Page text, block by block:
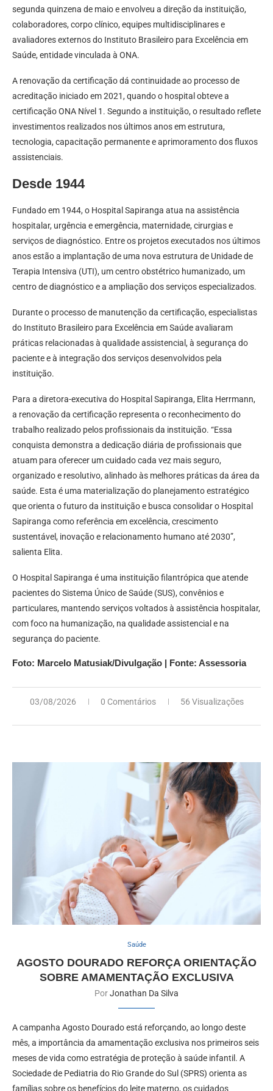
segunda quinzena de maio e envolveu a direção da instituição,
colaboradores, corpo clínico, equipes multidisciplinares e
avaliadores externos do Instituto Brasileiro para Excelência em
Saúde, entidade vinculada à ONA.
A renovação da certificação dá continuidade ao processo de
acreditação iniciado em 2021, quando o hospital obteve a
certificação ONA Nível 1. Segundo a instituição, o resultado reflete
investimentos realizados nos últimos anos em estrutura,
tecnologia, capacitação permanente e aprimoramento dos fluxos
assistenciais.
Desde 1944
Fundado em 1944, o Hospital Sapiranga atua na assistência
hospitalar, urgência e emergência, maternidade, cirurgias e
serviços de diagnóstico. Entre os projetos executados nos últimos
anos estão a implantação de uma nova estrutura de Unidade de
Terapia Intensiva (UTI), um centro obstétrico humanizado, um
centro de diagnóstico e a ampliação dos serviços especializados.
Durante o processo de manutenção da certificação, especialistas
do Instituto Brasileiro para Excelência em Saúde avaliaram
práticas relacionadas à qualidade assistencial, à segurança do
paciente e à integração dos serviços desenvolvidos pela
instituição.
Para a diretora-executiva do Hospital Sapiranga, Elita Herrmann,
a renovação da certificação representa o reconhecimento do
trabalho realizado pelos profissionais da instituição. “Essa
conquista demonstra a dedicação diária de profissionais que
atuam para oferecer um cuidado cada vez mais seguro,
organizado e resolutivo, alinhado às melhores práticas da área da
saúde. Esta é uma materialização do planejamento estratégico
que orienta o futuro da instituição e busca consolidar o Hospital
Sapiranga como referência em excelência, crescimento
sustentável, inovação e relacionamento humano até 2030”,
salienta Elita.
O Hospital Sapiranga é uma instituição filantrópica que atende
pacientes do Sistema Único de Saúde (SUS), convênios e
particulares, mantendo serviços voltados à assistência hospitalar,
com foco na humanização, na qualidade assistencial e na
segurança do paciente.
Foto: Marcelo Matusiak/Divulgação | Fonte: Assessoria
03/08/2026 0 Comentários 56 Visualizações
Saúde
AGOSTO DOURADO REFORÇA ORIENTAÇÃO
SOBRE AMAMENTAÇÃO EXCLUSIVA
PorJonathan Da Silva
A campanha Agosto Dourado está reforçando, ao longo deste
mês, a importância da amamentação exclusiva nos primeiros seis
meses de vida como estratégia de proteção à saúde infantil. A
Sociedade de Pediatria do Rio Grande do Sul (SPRS) orienta as
famílias sobre os benefícios do leite materno, os cuidados